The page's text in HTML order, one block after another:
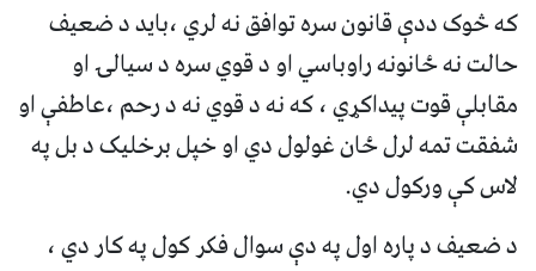
که څوک ددې قانون سره توافق نه لري ،بايد د ضعيف
حالت نه ځانونه راوباسي او د قوي سره د سيالۍ او
مقابلې قوت پيداکړي ، که نه د قوي نه د رحم ،عاطفې او
شفقت تمه لرل ځان غولول دي او خپل برخليک د بل په
لاس کې ورکول دي.
د ضعيف د پاره اول په دې سوال فکر کول په کار دي ،